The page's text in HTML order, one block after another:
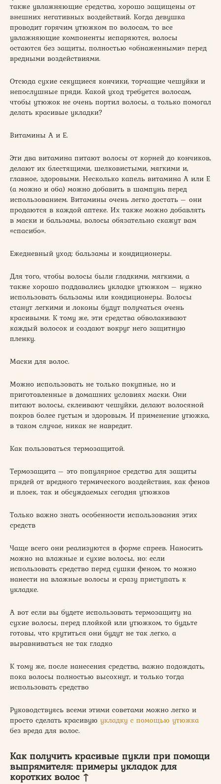
также увлажняющие средства, хорошо защищены от
внешних негативных воздействий. Когда девушка
проводит горячим утюжком по волосам, то все
увлажняющие компоненты испаряются, волосы
остаются без защиты, полностью «обнаженными» перед
вредными воздействиями.
Отсюда сухие секущиеся кончики, торчащие чешуйки и
непослушные пряди. Какой уход требуется волосам,
чтобы утюжок не очень портил волосы, а только помогал
делать красивые укладки?
Витамины А и Е.
Эти два витамина питают волосы от корней до кончиков,
делают их блестящими, шелковистыми, мягкими и,
главное, здоровыми. Несколько капель витамина А или Е
(а можно и оба) можно добавить в шампунь перед
использованием. Витамины очень легко достать – они
продаются в каждой аптеке. Их также можно добавлять
в маски и бальзамы, волосы обязательно скажут вам
«спасибо».
Ежедневный уход: бальзамы и кондиционеры.
Для того, чтобы волосы были гладкими, мягкими, а
также хорошо поддавались укладке утюжком – нужно
использовать бальзамы или кондиционеры. Волосы
станут легкими и локоны будут получаться очень
красивыми. К тому же, эти средства обволакивают
каждый волосок и создают вокруг него защитную
пленку.
Маски для волос.
Можно использовать не только покупные, но и
приготовленные в домашних условиях маски. Они
питают волосы, склеивают чешуйки, делают волосяной
покров более густым и здоровым. И применение утюжка,
в таком случае, никак не навредит.
Как пользоваться термозащитой.
Термозащита – это популярное средства для защиты
прядей от вредного термического воздействия, как фенов
и плоек, так и обсуждаемых сегодня утюжков
Только важно знать особенности использования этих
средств
Чаще всего они реализуются в форме спреев. Наносить
можно на влажные и сухие волосы, но: если
использовать средство перед сушки феном, то можно
нанести на влажные волосы и сразу приступать к
укладке.
А вот если вы будете использовать термозащиту на
сухие волосы, перед плойкой или утюжком, то будьте
готовы, что крутиться они будут не так легко, а
выравниваться не так гладко
К тому же, после нанесения средства, важно подождать,
пока волосы полностью высохнут, и только тогда
использовать средство
Руководствуясь всеми этими советами можно легко и
просто сделать красивую укладку с помощью утюжка
без вреда для волос.
Как получить красивые пукли при помощи
выпрямителя: примеры укладок для
коротких волос ↑